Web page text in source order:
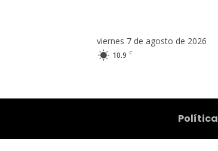
viernes 7 de agosto de 2026
10.9 C
Política